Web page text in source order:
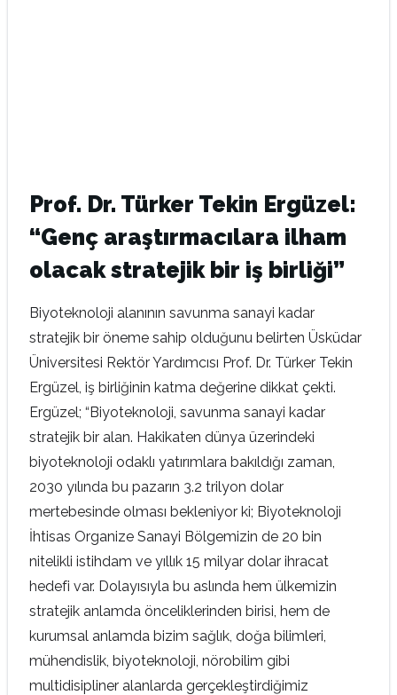
Prof. Dr. Türker Tekin Ergüzel:
“Genç araştırmacılara ilham
olacak stratejik bir iş birliği”
Biyoteknoloji alanının savunma sanayi kadar
stratejik bir öneme sahip olduğunu belirten Üsküdar
Üniversitesi Rektör Yardımcısı Prof. Dr. Türker Tekin
Ergüzel, iş birliğinin katma değerine dikkat çekti.
Ergüzel; “Biyoteknoloji, savunma sanayi kadar
stratejik bir alan. Hakikaten dünya üzerindeki
biyoteknoloji odaklı yatırımlara bakıldığı zaman,
2030 yılında bu pazarın 3.2 trilyon dolar
mertebesinde olması bekleniyor ki; Biyoteknoloji
İhtisas Organize Sanayi Bölgemizin de 20 bin
nitelikli istihdam ve yıllık 15 milyar dolar ihracat
hedefi var. Dolayısıyla bu aslında hem ülkemizin
stratejik anlamda önceliklerinden birisi, hem de
kurumsal anlamda bizim sağlık, doğa bilimleri,
mühendislik, biyoteknoloji, nörobilim gibi
multidisipliner alanlarda gerçekleştirdiğimiz